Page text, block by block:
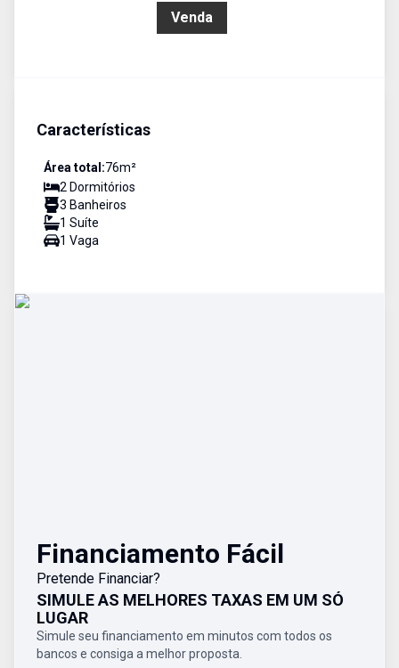
Venda
Características
Área total:76m²
2 Dormitórios
3 Banheiros
1 Suíte
1 Vaga
Financiamento Fácil
Pretende Financiar?
SIMULE AS MELHORES TAXAS EM UM SÓ
LUGAR
Simule seu financiamento em minutos com todos os
bancos e consiga a melhor proposta.